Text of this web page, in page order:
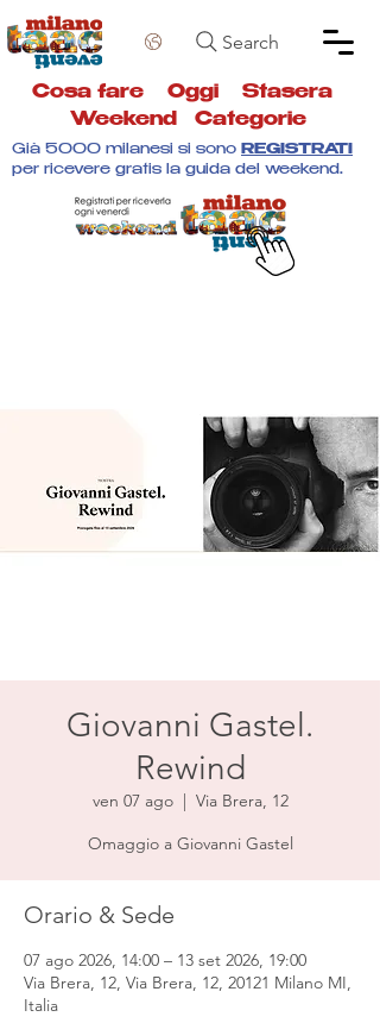
Search
Cosa fare Oggi Stasera
Weekend
Categorie
Già 5000 milanesi si sono REGISTRATI
per ricevere gratis la guida del weekend.
Giovanni Gastel.
Rewind
ven 07 ago
  |
Via Brera, 12
Omaggio a Giovanni Gastel
Orario & Sede
07 ago 2026, 14:00 – 13 set 2026, 19:00
Via Brera, 12, Via Brera, 12, 20121 Milano MI,
Italia